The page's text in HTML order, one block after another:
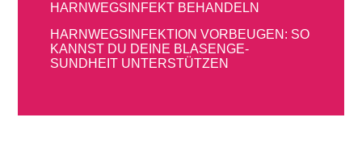
HARNWEGS­INFEKT BEHANDELN
HARNWEGS­INFEKTION VORBEUGEN: SO
KANNST DU DEINE BLASEN­GE­
SUNDHEIT UNTERSTÜTZEN